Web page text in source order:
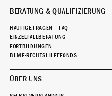
BERATUNG & QUALIFIZIERUNG
HÄUFIGE FRAGEN – FAQ
EINZELFALLBERATUNG
FORTBILDUNGEN
BUMF-RECHTSHILFEFONDS
ÜBER UNS